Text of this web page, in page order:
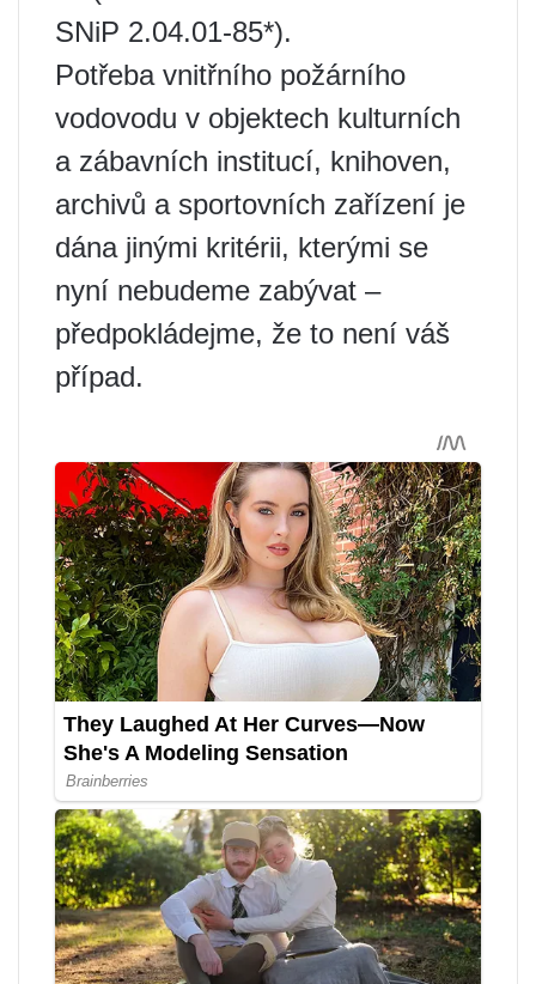
SNiP 2.04.01-85*).
Potřeba vnitřního požárního
vodovodu v objektech kulturních
a zábavních institucí, knihoven,
archivů a sportovních zařízení je
dána jinými kritérii, kterými se
nyní nebudeme zabývat –
předpokládejme, že to není váš
případ.